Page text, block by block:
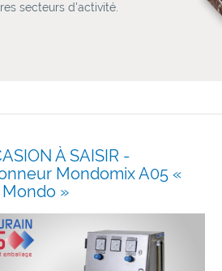
secteurs d'activité.
À SAISIR -
Mondomix A05 «
Mondo »